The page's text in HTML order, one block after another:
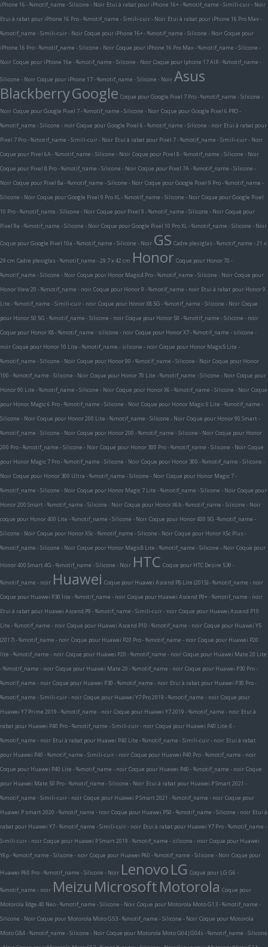
iPhone 16 - %motif_name - Silicone - Noir Etui à rabat pour iPhone 16+ - %motif_name - Simili-cuir - Noir
Etui à rabat pour iPhone 16 Pro - %motif_name - Simili-cuir - Noir Etui à rabat pour iPhone 16 Pro Max -
%motif_name - Simili-cuir - Noir Coque pour iPhone 16+ - %motif_name - Silicone - Noir Coque pour
iPhone 16 Pro - %motif_name - Silicone - Noir Coque pour iPhone 16 Pro Max - %motif_name - Silicone -
Noir Coque pour iPhone 16e - %motif_name - Silicone - Noir Coque pour Iphone 17 AIR - %motif_name -
Silicone - Noir Coque pour iPhone 17 - %motif_name - Silicone - Noir Asus
BlackberryGoogle Coque pour Google Pixel 7 Pro - %motif_name - Silicone -
Noir Coque pour Google Pixel 7 - %motif_name - Silicone - Noir Coque pour Google Pixel 6 PRO -
%motif_name - Silicone - noir Coque pour Google Pixel 6 - %motif_name - Silicone - noir Etui à rabat pour
Pixel 7 Pro - %motif_name - Simili-cuir - Noir Etui à rabat pour Pixel 7 - %motif_name - Simili-cuir - Noir
Coque pour Pixel 6A - %motif_name - Silicone - Noir Coque pour Pixel 8 - %motif_name - Silicone - Noir
Coque pour Pixel 8 Pro - %motif_name - Silicone - Noir Coque pour Pixel 7A - %motif_name - Silicone -
Noir Coque pour Pixel 8a - %motif_name - Silicone - Noir Coque pour Google Pixel 9 Pro - %motif_name -
Silicone - Noir Coque pour Google Pixel 9 Pro XL - %motif_name - Silicone - Noir Coque pour Google Pixel
10 Pro - %motif_name - Silicone - Noir Coque pour Pixel 9 - %motif_name - Silicone - Noir Coque pour
Pixel 9a - %motif_name - Silicone - Noir Coque pour Google Pixel 10 Pro XL - %motif_name - Silicone - Noir
Coque pour Google Pixel 10a - %motif_name - Silicone - Noir GS Cadre plexiglas - %motif_name - 21 x
29 cm Cadre plexiglas - %motif_name - 29.7 x 42 cm Honor Coque pour Honor 70 -
%motif_name - Silicone - Noir Coque pour Honor Magic4 Pro - %motif_name - Silicone - Noir Coque pour
Honor View 20 - %motif_name - noir Coque pour Honor 9 - %motif_name - noir Etui à rabat pour Honor 9
Lite - %motif_name - Simili-cuir - noir Coque pour Honor X8 5G - %motif_name - Silicone - Noir Coque
pour Honor 50 5G - %motif_name - Silicone - noir Coque pour Honor 50 - %motif_name - Silicone - noir
Coque pour Honor X8 - %motif_name - silicone - noir Coque pour Honor X7 - %motif_name - silicone -
noir Coque pour Honor 10 Lite - %motif_name - silicone - noir Coque pour Honor Magic5 Lite -
%motif_name - Silicone - Noir Coque pour Honor 90 - %motif_name - Silicone - Noir Coque pour Honor
100 - %motif_name - Silicone - Noir Coque pour Honor 70 Lite - %motif_name - Silicone - Noir Coque pour
Honor 90 Lite - %motif_name - Silicone - Noir Coque pour Honor X6 - %motif_name - Silicone - Noir Coque
pour Honor Magic 6 Pro - %motif_name - Silicone - Noir Coque pour Honor Magic 6 Lite - %motif_name -
Silicone - Noir Coque pour Honor 200 Lite - %motif_name - Silicone - Noir Coque pour Honor 90 Smart -
%motif_name - Silicone - Noir Coque pour Honor 200 - %motif_name - Silicone - Noir Coque pour Honor
200 Pro - %motif_name - Silicone - Noir Coque pour Honor 300 Pro - %motif_name - Silicone - Noir Coque
pour Honor Magic 7 Pro - %motif_name - Silicone - Noir Coque pour Honor 300 - %motif_name - Silicone -
Noir Coque pour Honor 300 Ultra - %motif_name - Silicone - Noir Coque pour Honor Magic 7 -
%motif_name - Silicone - Noir Coque pour Honor Magic 7 Lite - %motif_name - Silicone - Noir Coque pour
Honor 200 Smart - %motif_name - Silicone - Noir Coque pour Honor X6b - %motif_name - Silicone - Noir
coque pour Honor 400 Lite - %motif_name - Silicone - Noir Coque pour Honor 400 5G -%motif_name -
Silicone - Noir Coque pour Honor X5c - %motif_name - Silicone - Noir Coque pour Honor X5c Plus -
%motif_name - Silicone - Noir Coque pour Honor Magic8 Lite - %motif_name - Silicone - Noir Coque pour
Honor 400 Smart 4G - %motif_name - Silicone - Noir HTC Coque pour HTC Desire 530 -
%motif_name - noir Huawei Coque pour Huawei Ascend P8 Lite (2015) - %motif_name - noir
Coque pour Huawei P30 lite - %motif_name - noir Coque pour Huawei Ascend P9+ - %motif_name - noir
Etui à rabat pour Huawei Ascend P9 - %motif_name - Simili-cuir - noir Coque pour Huawei Ascend P10
Lite - %motif_name - noir Coque pour Huawei Ascend P10 - %motif_name - noir Coque pour Huawei Y5
(2017) - %motif_name - noir Coque pour Huawei P20 Pro - %motif_name - noir Coque pour Huawei P20
lite - %motif_name - noir Coque pour Huawei P20 - %motif_name - noir Coque pour Huawei Mate 20 Lite
- %motif_name - noir Coque pour Huawei Mate 20 - %motif_name - noir Coque pour Huawei P30 Pro -
%motif_name - noir Coque pour Huawei P30 - %motif_name - noir Etui à rabat pour Huawei P30 Pro -
%motif_name - Simili-cuir - noir Coque pour Huawei Y7 Pro 2019 - %motif_name - noir Coque pour
Huawei Y7 Prime 2019 - %motif_name - noir Coque pour Huawei Y7 2019 - %motif_name - noir Etui à
rabat pour Huawei P40 Pro - %motif_name - Simili-cuir - noir Coque pour Huawei P40 Lite-E -
%motif_name - noir Etui à rabat pour Huawei P40 Lite - %motif_name - Simili-cuir - noir Etui à rabat
pour Huawei P40 - %motif_name - Simili-cuir - noir Coque pour Huawei P40 Pro - %motif_name - noir
Coque pour Huawei P40 Lite - %motif_name - noir Coque pour Huawei P40 - %motif_name - noir Coque
pour Huawei Mate 50 Pro - %motif_name - Silicone - Noir Etui à rabat pour Huawei P Smart 2021 -
%motif_name - Simili-cuir - noir Coque pour Huawei P Smart 2021 - %motif_name - noir Coque pour
Huawei P smart 2020 - %motif_name - noir Coque pour Huawei P50 - %motif_name - Silicone - noir Etui à
rabat pour Huawei Y7 - %motif_name - Simili-cuir - noir Etui à rabat pour Huawei Y7 Pro - %motif_name -
Simili-cuir - noir Coque pour Huawei P Smart 2019 - %motif_name - silicone - noir Coque pour Huawei
Y6p - %motif_name - Silicone - noir Coque pour Huawei P60 - %motif_name - Silicone - Noir Coque pour
Huawei P60 Pro - %motif_name - Silicone - Noir LenovoLG Coque pour LG G6 -
%motif_name - noir Meizu MicrosoftMotorola Coque pour
Motorola Edge 40 Neo - %motif_name - Silicone - Noir Coque pour Motorola Moto G13 - %motif_name -
Silicone - Noir Coque pour Motorola Moto G53 - %motif_name - Silicone - Noir Coque pour Motorola
Moto G84 - %motif_name - Silicone - Noir Coque pour Motorola Moto G04|G04s - %motif_name - Silicone